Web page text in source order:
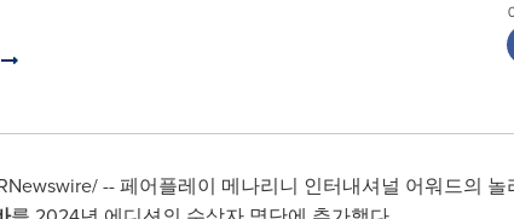
-- 페어플레이 메나리니 인터내셔널 어워드의 놀